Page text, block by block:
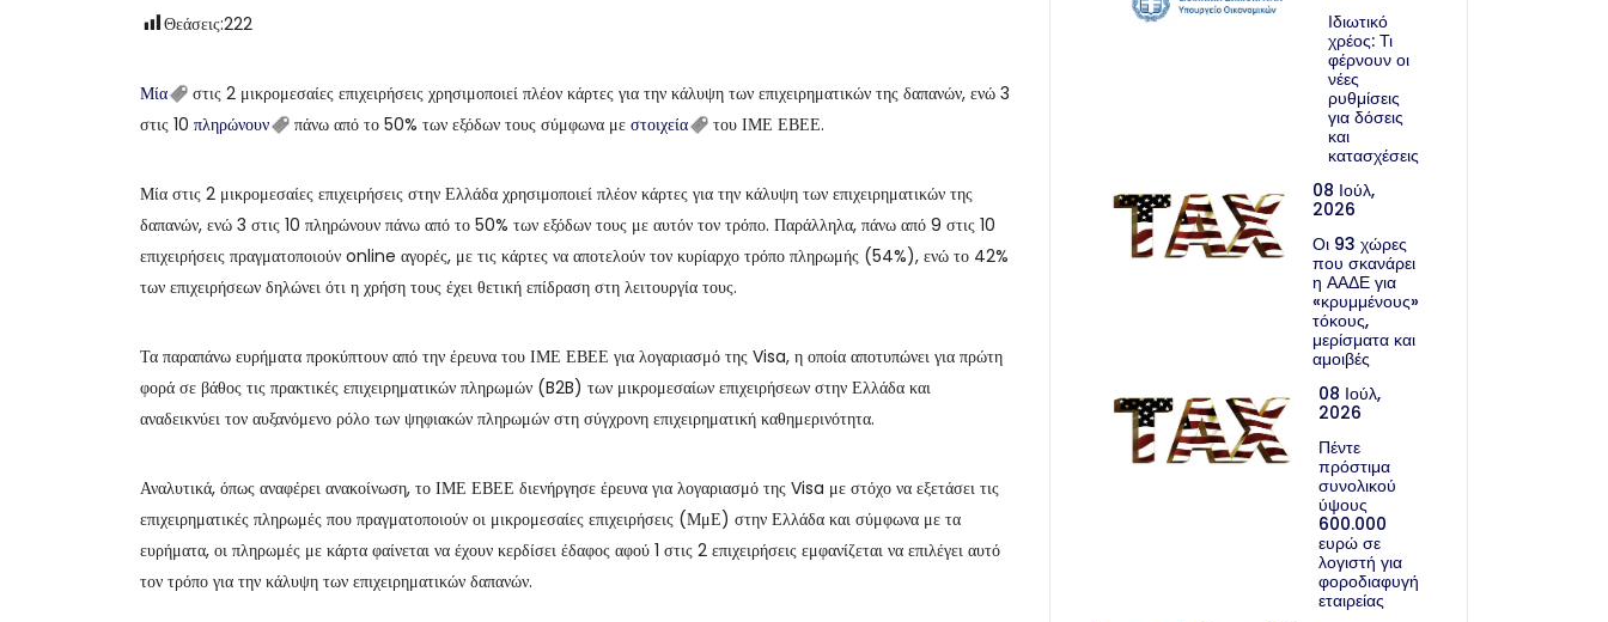
Θεάσεις:222
Μία
στις 2 μικρομεσαίες επιχειρήσεις χρησιμοποιεί πλέον κάρτες για την κάλυψη των επιχειρηματικών της δαπανών, ενώ 3
στις 10 πληρώνουν πάνω από το 50% των εξόδων τους σύμφωνα με στοιχεία του ΙΜΕ ΕΒΕΕ.
Μία στις 2 μικρομεσαίες επιχειρήσεις στην Ελλάδα χρησιμοποιεί πλέον κάρτες για την κάλυψη των επιχειρηματικών της
δαπανών, ενώ 3 στις 10 πληρώνουν πάνω από το 50% των εξόδων τους με αυτόν τον τρόπο. Παράλληλα, πάνω από 9 στις 10
επιχειρήσεις πραγματοποιούν online αγορές, με τις κάρτες να αποτελούν τον κυρίαρχο τρόπο πληρωμής (54%), ενώ το 42%
των επιχειρήσεων δηλώνει ότι η χρήση τους έχει θετική επίδραση στη λειτουργία τους.
Τα παραπάνω ευρήματα προκύπτουν από την έρευνα του ΙΜΕ ΕΒΕΕ για λογαριασμό της Visa, η οποία αποτυπώνει για πρώτη
φορά σε βάθος τις πρακτικές επιχειρηματικών πληρωμών (B2B) των μικρομεσαίων επιχειρήσεων στην Ελλάδα και
αναδεικνύει τον αυξανόμενο ρόλο των ψηφιακών πληρωμών στη σύγχρονη επιχειρηματική καθημερινότητα.
Αναλυτικά, όπως αναφέρει ανακοίνωση, το ΙΜΕ ΕΒΕΕ διενήργησε έρευνα για λογαριασμό της Visa με στόχο να εξετάσει τις
επιχειρηματικές πληρωμές που πραγματοποιούν οι μικρομεσαίες επιχειρήσεις (ΜμΕ) στην Ελλάδα και σύμφωνα με τα
ευρήματα, οι πληρωμές με κάρτα φαίνεται να έχουν κερδίσει έδαφος αφού 1 στις 2 επιχειρήσεις εμφανίζεται να επιλέγει αυτό
τον τρόπο για την κάλυψη των επιχειρηματικών δαπανών.
Ιδιωτικό
χρέος: Τι
φέρνουν οι
νέες
ρυθμίσεις
για δόσεις
και
κατασχέσεις
08 Ιούλ,
2026
Οι 93 χώρες
που σκανάρει
η ΑΑΔΕ για
«κρυμμένους»
τόκους,
μερίσματα και
αμοιβές
08 Ιούλ,
2026
Πέντε
πρόστιμα
συνολικού
ύψους
600.000
ευρώ σε
λογιστή για
φοροδιαφυγή
εταιρείας